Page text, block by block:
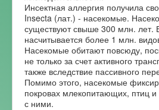
Форум
Инсектная аллергия получила
Insecta (лат.) - насекомые.
существуют свыше 300 млн. лет.
насчитывается более 1 млн.
Насекомые обитают повсюду,
не только за счет активного
также вследствие пассивного
Помимо этого, насекомые
покровах млекопитающих, птиц
с ними.